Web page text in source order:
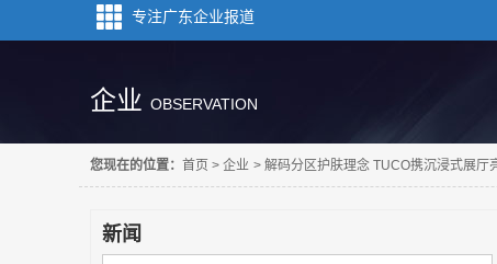
专注广东企业报道
企业 OBSERVATION
您现在的位置： 首页 > 企业 > 解码分区护肤理念 TUCO携沉浸式展厅
新闻